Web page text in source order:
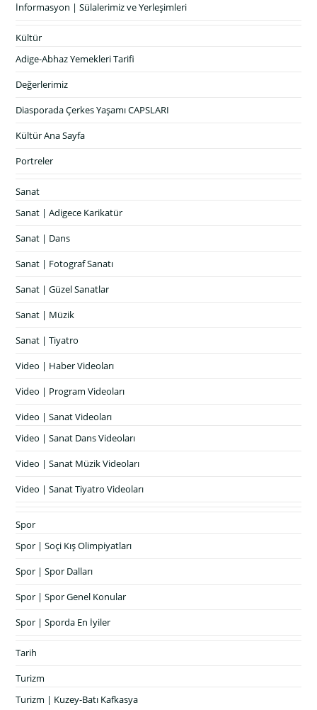
İnformasyon | Sülalerimiz ve Yerleşimleri
Kültür
Adige-Abhaz Yemekleri Tarifi
Değerlerimiz
Diasporada Çerkes Yaşamı CAPSLARI
Kültür Ana Sayfa
Portreler
Sanat
Sanat | Adigece Karikatür
Sanat | Dans
Sanat | Fotograf Sanatı
Sanat | Güzel Sanatlar
Sanat | Müzik
Sanat | Tiyatro
Video | Haber Videoları
Video | Program Videoları
Video | Sanat Videoları
Video | Sanat Dans Videoları
Video | Sanat Müzik Videoları
Video | Sanat Tiyatro Videoları
Spor
Spor | Soçi Kış Olimpiyatları
Spor | Spor Dalları
Spor | Spor Genel Konular
Spor | Sporda En İyiler
Tarih
Turizm
Turizm | Kuzey-Batı Kafkasya